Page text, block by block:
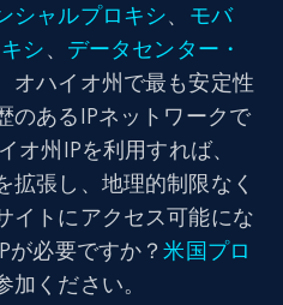
シャルプロキシ、 モバ
シ、 データセンター ・
オハイオ州で最も安定性
のあるIPネットワークで
オ州IPを利用すれば、
拡張し、地理的制限なく
イトにアクセス可能にな
が必要ですか？米国プロ
加ください。